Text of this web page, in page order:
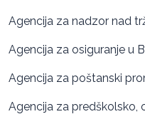
Agencija za nadzor nad
Agencija za osiguranje u
Agencija za poštanski
Agencija za predškolsko,